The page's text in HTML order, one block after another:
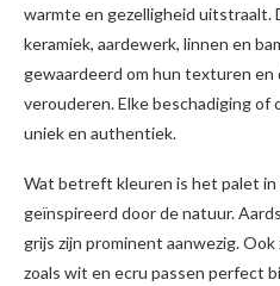
warmte en gezelligheid uitstraalt.
keramiek, aardewerk, linnen en
gewaardeerd om hun texturen en
verouderen. Elke beschadiging
uniek en authentiek.
Wat betreft kleuren is het palet in
geïnspireerd door de natuur.
grijs zijn prominent aanwezig.
zoals wit en ecru passen perfect